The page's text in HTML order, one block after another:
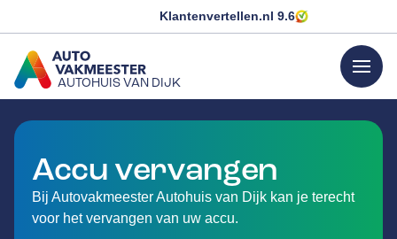
Klantenvertellen.nl 9.6
AUTOHUIS VAN DIJK
GA NAAR DE HOMEPAGINA
menu
Accu vervangen
Bij Autovakmeester Autohuis van Dijk kan je terecht
voor het vervangen van uw accu.